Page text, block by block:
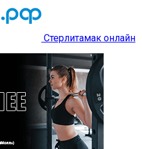
Стерлитамак онлайн